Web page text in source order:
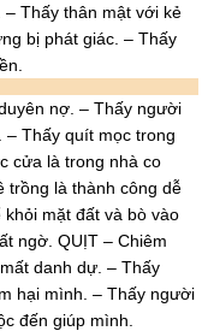
Thấy thân mật với kẻ
bị phát giác. – Thấy
nợ. – Thấy người
Thấy quít mọc trong
cửa là trong nhà co
trồng là thành công dễ
mặt đất và bò vào
ngờ. QUỊT – Chiêm
danh dự. – Thấy
hại mình. – Thấy người
đến giúp mình.